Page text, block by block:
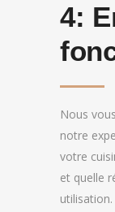
4:
Nous
notre
votre
et quelle
utilisation.